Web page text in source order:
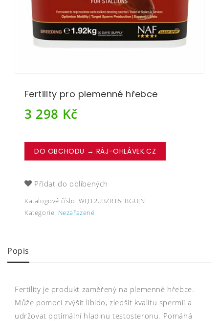
Fertility pro plemenné hřebce
3 298 Kč
DO OBCHODU → RÁJ-OHLÁVEK.CZ
Přidat do oblíbených
Katalogové číslo: WQT2U3ZRT6FBGUJN
Kategorie: Nezařazené
Popis
Fertility je produkt zaměřený na plemenné hřebce.
Může pomoci zvýšit libido, zlepšit kvalitu spermií a
udržovat optimální hladinu testosteronu. Pomáhá